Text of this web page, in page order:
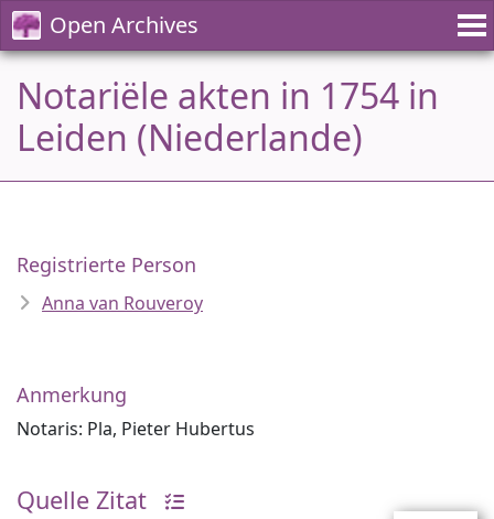
Open Archives
Notariële akten in 1754 in
Leiden (Niederlande)
Registrierte Person
Anna van Rouveroy
Anmerkung
Notaris: Pla, Pieter Hubertus
Quelle Zitat